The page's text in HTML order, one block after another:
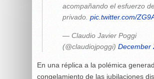
acompañando el esfuerzo
privado. pic.twitter.com/
— Claudio Javier Poggi
(@claudiojpoggi) December
En una réplica a la polémica
congelamiento de las jubilaciones